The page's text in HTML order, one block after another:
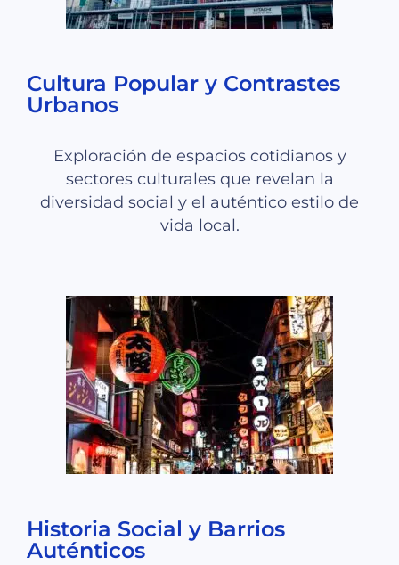
Cultura Popular y Contrastes
Urbanos
Exploración de espacios cotidianos y
sectores culturales que revelan la
diversidad social y el auténtico estilo de
vida local.
Historia Social y Barrios
Auténticos